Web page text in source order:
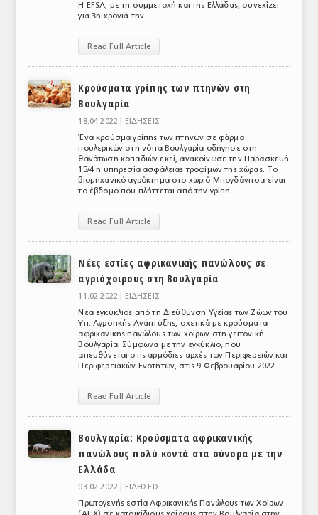
Η EFSA, με τη συμμετοχή και της Ελλάδας, συνεχίζει
για 3η χρονιά την...
Read Full Article
Κρούσματα γρίπης των πτηνών στη
Βουλγαρία
18.04.2022 |
ΕΙΔΗΣΕΙΣ
Ένα κρούσμα γρίπης των πτηνών σε φάρμα
πουλερικών στη νότια Βουλγαρία οδήγησε στη
θανάτωση κοπαδιών εκεί, ανακοίνωσε την Παρασκευή
15/4 η υπηρεσία ασφάλειας τροφίμων της χώρας. Το
βιομηχανικό αγρόκτημα στο χωριό Μπογδάνιτσα είναι
το έβδομο που πλήττεται από την γρίπη...
Read Full Article
Νέες εστίες αφρικανικής πανώλους σε
αγριόχοιρους στη Βουλγαρία
11.02.2022 |
ΕΙΔΗΣΕΙΣ
Νέα εγκύκλιος από τη Διεύθυνση Υγείας των Ζώων του
Υπ. Αγροτικής Ανάπτυξης, σχετικά με κρούσματα
αφρικανικής πανώλους των χοίρων στη γειτονική
Βουλγαρία. Σύμφωνα με την εγκύκλιο, που
απευθύνεται στις αρμόδιες αρχές των Περιφερειών και
Περιφερειακών Ενοτήτων, στις 9 Φεβρουαρίου 2022...
Read Full Article
Βουλγαρία: Κρούσματα αφρικανικής
πανώλους πολύ κοντά στα σύνορα με την
Ελλάδα
03.02.2022 |
ΕΙΔΗΣΕΙΣ
Πρωτογενής εστία Αφρικανικής Πανώλους των Χοίρων